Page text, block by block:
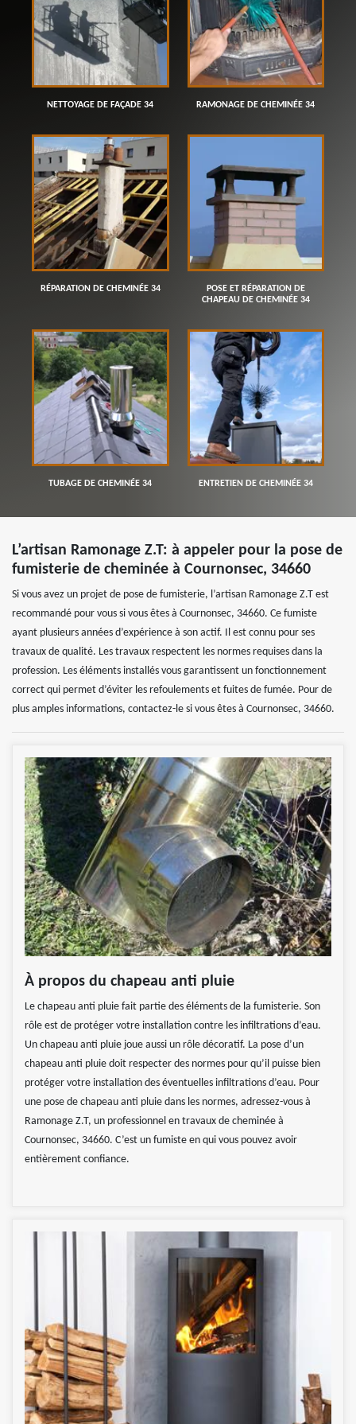
NETTOYAGE DE FAÇADE 34 RAMONAGE DE CHEMINÉE 34
RÉPARATION DE CHEMINÉE 34
POSE ET RÉPARATION DE
CHAPEAU DE CHEMINÉE 34
TUBAGE DE CHEMINÉE 34 ENTRETIEN DE CHEMINÉE 34
L’artisan Ramonage Z.T: à appeler pour la pose de
fumisterie de cheminée à Cournonsec, 34660
Si vous avez un projet de pose de fumisterie, l’artisan Ramonage Z.T est
recommandé pour vous si vous êtes à Cournonsec, 34660. Ce fumiste
ayant plusieurs années d’expérience à son actif. Il est connu pour ses
travaux de qualité. Les travaux respectent les normes requises dans la
profession. Les éléments installés vous garantissent un fonctionnement
correct qui permet d’éviter les refoulements et fuites de fumée. Pour de
plus amples informations, contactez-le si vous êtes à Cournonsec, 34660.
À propos du chapeau anti pluie
Le chapeau anti pluie fait partie des éléments de la fumisterie. Son
rôle est de protéger votre installation contre les infiltrations d’eau.
Un chapeau anti pluie joue aussi un rôle décoratif. La pose d’un
chapeau anti pluie doit respecter des normes pour qu’il puisse bien
protéger votre installation des éventuelles infiltrations d’eau. Pour
une pose de chapeau anti pluie dans les normes, adressez-vous à
Ramonage Z.T, un professionnel en travaux de cheminée à
Cournonsec, 34660. C’est un fumiste en qui vous pouvez avoir
entièrement confiance.